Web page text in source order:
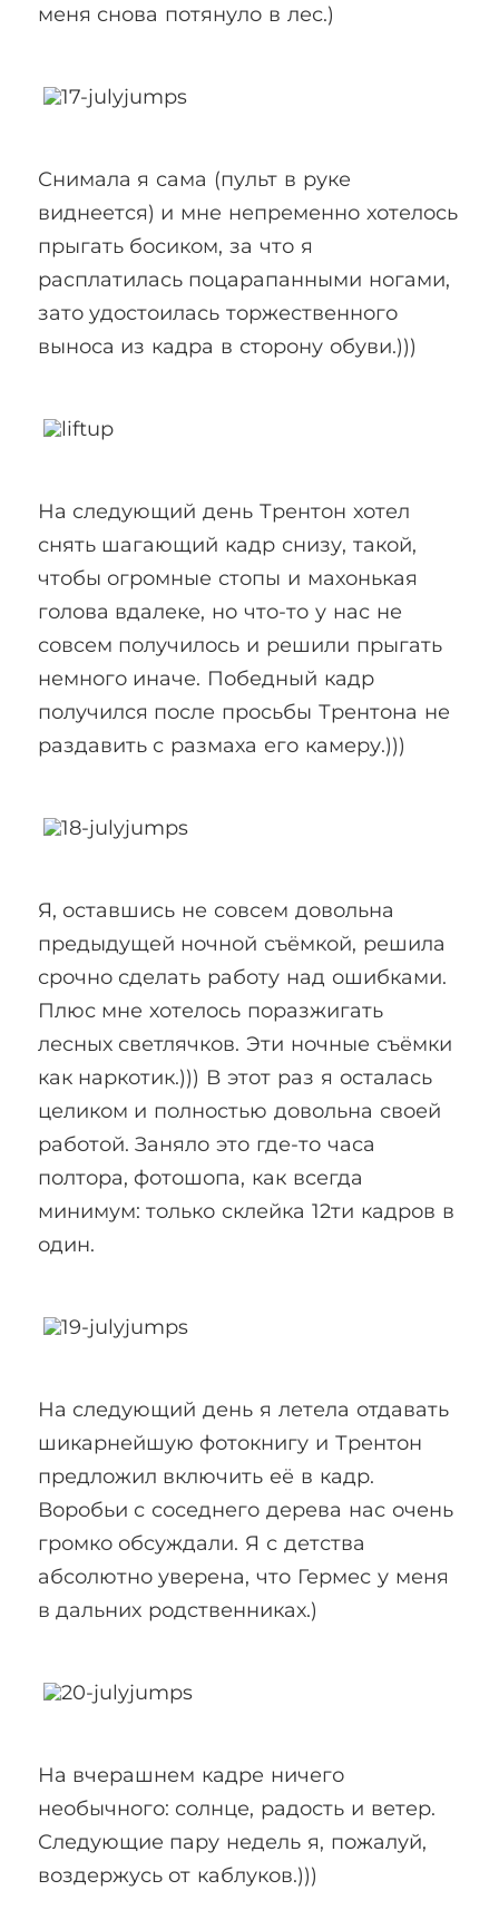
меня снова потянуло в лес.)
Снимала я сама (пульт в руке
виднеется) и мне непременно хотелось
прыгать босиком, за что я
расплатилась поцарапанными ногами,
зато удостоилась торжественного
выноса из кадра в сторону обуви.)))
На следующий день Трентон хотел
снять шагающий кадр снизу, такой,
чтобы огромные стопы и махонькая
голова вдалеке, но что-то у нас не
совсем получилось и решили прыгать
немного иначе. Победный кадр
получился после просьбы Трентона не
раздавить с размаха его камеру.)))
Я, оставшись не совсем довольна
предыдущей ночной съёмкой, решила
срочно сделать работу над ошибками.
Плюс мне хотелось поразжигать
лесных светлячков. Эти ночные съёмки
как наркотик.))) В этот раз я осталась
целиком и полностью довольна своей
работой. Заняло это где-то часа
полтора, фотошопа, как всегда
минимум: только склейка 12ти кадров в
один.
На следующий день я летела отдавать
шикарнейшую фотокнигу и Трентон
предложил включить её в кадр.
Воробьи с соседнего дерева нас очень
громко обсуждали. Я с детства
абсолютно уверена, что Гермес у меня
в дальних родственниках.)
На вчерашнем кадре ничего
необычного: солнце, радость и ветер.
Следующие пару недель я, пожалуй,
воздержусь от каблуков.)))